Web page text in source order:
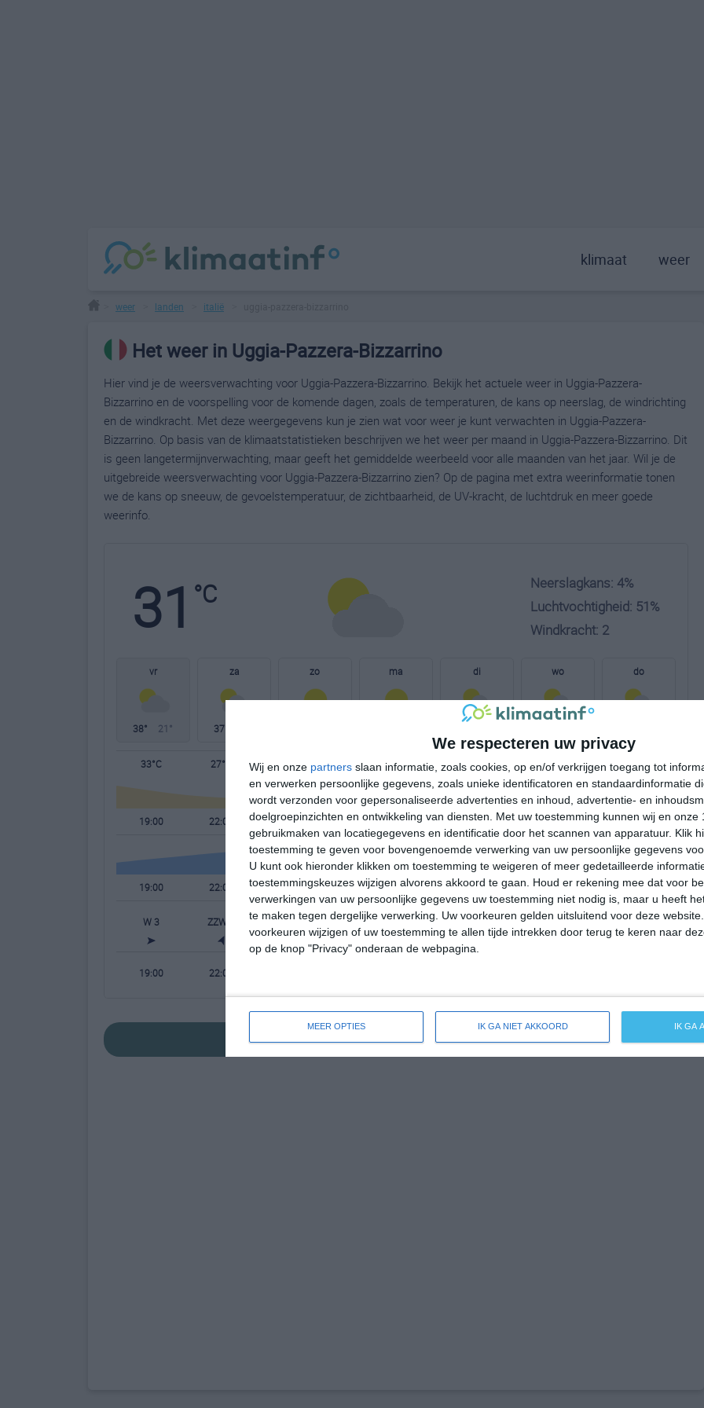
We respecteren uw privacy
Wij en onze partners slaan informatie, zoals cookies, op en/of verkrijgen toegang tot
en verwerken persoonlijke gegevens, zoals unieke identificatoren en standaardinformatie
wordt verzonden voor gepersonaliseerde advertenties en inhoud, advertentie- en
doelgroepinzichten en ontwikkeling van diensten.
Met uw toestemming kunnen wij en onze
gebruikmaken van locatiegegevens en identificatie door het scannen van apparatuur. Klik
toestemming te geven voor bovengenoemde verwerking van uw persoonlijke gegevens
U kunt ook hieronder klikken om toestemming te weigeren of meer gedetailleerde
toestemmingskeuzes wijzigen alvorens akkoord te gaan.
Houd er rekening mee dat voor
verwerkingen van uw persoonlijke gegevens uw toestemming niet nodig is, maar u heeft
te maken tegen dergelijke verwerking. Uw voorkeuren gelden uitsluitend voor deze
voorkeuren wijzigen of uw toestemming te allen tijde intrekken door terug te keren naar
op de knop "Privacy" onderaan de webpagina.
MEER OPTIES IK GA NIET AKKOORD IK GA
klimaat weer
weer landen italië
Het weer in Uggia-Pazzera-Bizzarrino
Hier vind je de weersverwachting voor Uggia-Pazzera-Bizzarrino. Bekijk het actuele weer in Uggia-Pazzera-
Bizzarrino en de voorspelling voor de komende dagen, zoals de temperaturen, de kans op neerslag, de windrichting
en de windkracht. Met deze weergegevens kun je zien wat voor weer je kunt verwachten in Uggia-Pazzera-
Bizzarrino. Op basis van de klimaatstatistieken beschrijven we het weer per maand in Uggia-Pazzera-Bizzarrino. Dit
is geen langetermijnverwachting, maar geeft het gemiddelde weerbeeld voor alle maanden van het jaar. Wil je de
uitgebreide weersverwachting voor Uggia-Pazzera-Bizzarrino zien? Op de pagina met extra weerinformatie tonen
we de kans op sneeuw, de gevoelstemperatuur, de zichtbaarheid, de UV-kracht, de luchtdruk en meer goede
weerinfo.
31 °C
Neerslagkans: 4%
Luchtvochtigheid: 51%
Windkracht: 2
vr
38° 21°
za
37°
zo ma di wo do
33°C 27°C 25°C 23°C 21°C 30°C 36°C 34°C
19:00 22:00 01:00 04:00 07:00 10:00 13:00 16:00
19:00 22:00 01:00 04:00 07:00 10:00 13:00 16:00
W 3 ZZW 1 O 1 ONO 0 O 1 ZZO 0 O 2 ONO 3
19:00 22:00
bekijk de uitgebreide weersverwachting voor Uggia-Pazzera-Bizzarrino